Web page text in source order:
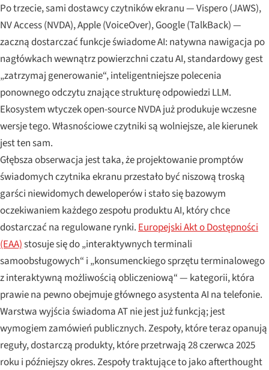
Po trzecie, sami dostawcy czytników ekranu — Vispero (JAWS),
NV Access (NVDA), Apple (VoiceOver), Google (TalkBack) —
zaczną dostarczać funkcje świadome AI: natywna nawigacja po
nagłówkach wewnątrz powierzchni czatu AI, standardowy gest
„zatrzymaj generowanie“, inteligentniejsze polecenia
ponownego odczytu znające strukturę odpowiedzi LLM.
Ekosystem wtyczek open-source NVDA już produkuje wczesne
wersje tego. Własnościowe czytniki są wolniejsze, ale kierunek
jest ten sam.
Głębsza obserwacja jest taka, że projektowanie promptów
świadomych czytnika ekranu przestało być niszową troską
garści niewidomych deweloperów i stało się bazowym
oczekiwaniem każdego zespołu produktu AI, który chce
dostarczać na regulowane rynki. Europejski Akt o Dostępności
(EAA)stosuje się do „interaktywnych terminali
samoobsługowych“ i „konsumenckiego sprzętu terminalowego
z interaktywną możliwością obliczeniową“ — kategorii, która
prawie na pewno obejmuje głównego asystenta AI na telefonie.
Warstwa wyjścia świadoma AT nie jest już funkcją; jest
wymogiem zamówień publicznych. Zespoły, które teraz opanują
reguły, dostarczą produkty, które przetrwają 28 czerwca 2025
roku i późniejszy okres. Zespoły traktujące to jako afterthought